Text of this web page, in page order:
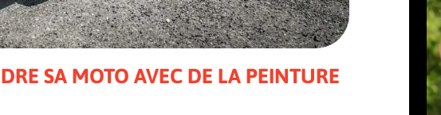
SA MOTO AVEC DE LA PEINTURE